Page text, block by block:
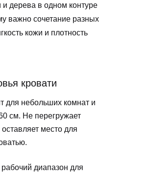
дерева в одном контуре
важно сочетание разных
кожи и плотность
кровати
для небольших комнат и
см. Не перегружает
место для
диапазон для